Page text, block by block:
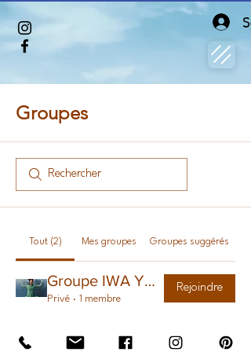
Groupes
Tout (2) Mes groupes Groupes suggérés
Groupe IWA YOGA
Privé · 1 membre
Rejoindre
Rejoindre